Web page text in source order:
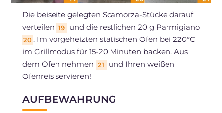
Die beiseite gelegten Scamorza-Stücke darauf
verteilen 19 und die restlichen 20 g Parmigiano
20 . Im vorgeheizten statischen Ofen bei 220°C
im Grillmodus für 15-20 Minuten backen. Aus
dem Ofen nehmen 21
und Ihren weißen
Ofenreis servieren!
AUFBEWAHRUNG